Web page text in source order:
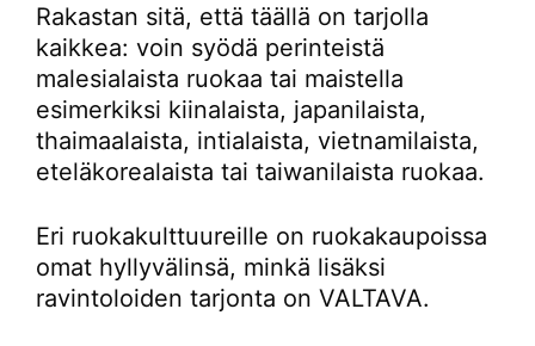
Rakastan sitä, että täällä on tarjolla
kaikkea: voin syödä perinteistä
malesialaista ruokaa tai maistella
esimerkiksi kiinalaista, japanilaista,
thaimaalaista, intialaista, vietnamilaista,
eteläkorealaista tai taiwanilaista ruokaa.
Eri ruokakulttuureille on ruokakaupoissa
omat hyllyvälinsä, minkä lisäksi
ravintoloiden tarjonta on VALTAVA.